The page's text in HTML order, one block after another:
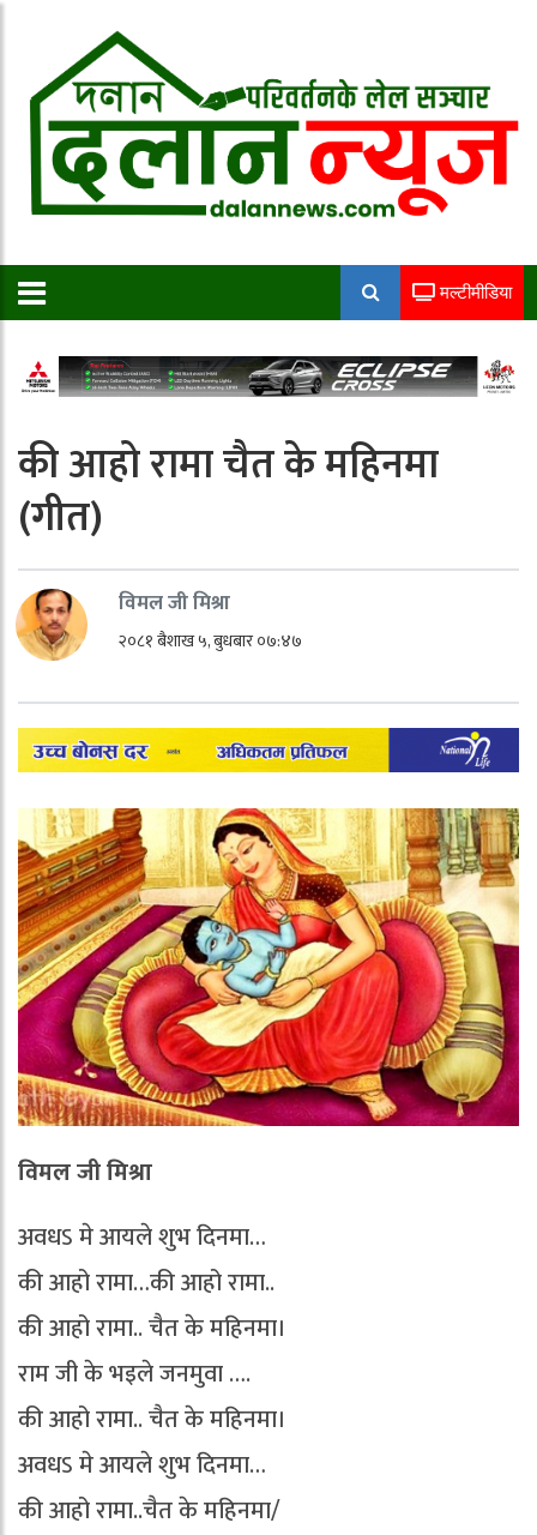
मल्टीमीडिया
की आहो रामा चैत के महिनमा
(गीत)
विमल जी मिश्रा
२०८१ बैशाख ५, बुधबार ०७:४७
विमल जी मिश्रा
अवधऽ मे आयले शुभ दिनमा…
की आहो रामा…की आहो रामा..
की आहो रामा.. चैत के महिनमा।
राम जी के भइले जनमुवा ….
की आहो रामा.. चैत के महिनमा।
अवधऽ मे आयले शुभ दिनमा…
की आहो रामा..चैत के महिनमा/